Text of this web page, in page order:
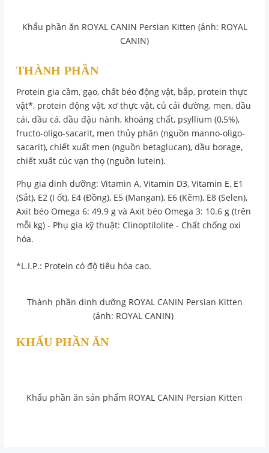
Khẩu phần ăn ROYAL CANIN Persian Kitten (ảnh: ROYAL
CANIN)
THÀNH PHẦN
Protein gia cầm, gạo, chất béo động vật, bắp, protein thực
vật*, protein động vật, xơ thực vật, củ cải đường, men, dầu
cái, dầu cá, dầu đậu nành, khoáng chất, psyllium (0,5%),
fructo-oligo-sacarit, men thủy phân (nguồn manno-oligo-
sacarit), chiết xuất men (nguồn betaglucan), dầu borage,
chiết xuất cúc vạn thọ (nguồn lutein).
Phụ gia dinh dưỡng: Vitamin A, Vitamin D3, Vitamin E, E1
(Sắt), E2 (I ốt), E4 (Đồng), E5 (Mangan), E6 (Kẽm), E8 (Selen),
Axit béo Omega 6: 49.9 g và Axit béo Omega 3: 10.6 g (trên
mỗi kg) - Phụ gia kỹ thuật: Clinoptilolite - Chất chống oxi
hóa.
*L.I.P.: Protein có độ tiêu hóa cao.
Thành phần dinh dưỡng ROYAL CANIN Persian Kitten
(ảnh: ROYAL CANIN)
KHẨU PHẦN ĂN
Khẩu phần ăn sản phẩm ROYAL CANIN Persian Kitten